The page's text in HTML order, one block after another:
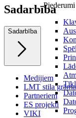
Piederumi
Sadarbība
Sadarbība
Medijiem
LMT stila
Partneriem
ES projekti
VIKI